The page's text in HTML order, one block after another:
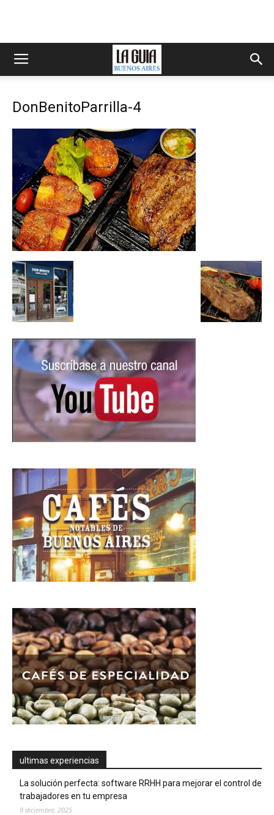
DonBenitoParrilla-4
ultimas experiencias
La solución perfecta: software RRHH para mejorar el control de
trabajadores en tu empresa
9 diciembre, 2025